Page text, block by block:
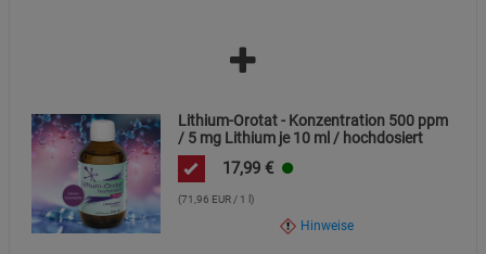
Lithium-Orotat - Konzentration 500 ppm
/ 5 mg Lithium je 10 ml / hochdosiert
17,99 €
(71,96 EUR / 1 l)
Hinweise